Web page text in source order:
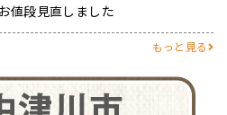
段見直しました
もっと見る